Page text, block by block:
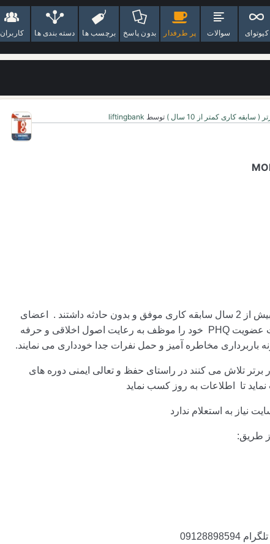
کیوتوای سوالات پر طرفدار بدون پاسخ برچسب ها دسته بندی ها کاربران
( سابقه کاری کمتر از 10 سال ) توسط liftingbank
داشتند .
اعضای
بانک لیفتینگ و دارندگان کارت عضویت PHQ خود را موظف به رعایت اصول اخلاقی و حرفه
باربرداری مخاطره آمیز و حمل نفرات جدا خودداری می نمایند.
برتر تلاش می کنند در راستای حفظ و تعالی ایمنی دوره های
تا اطلاعات به روز کسب نماید
نیاز به استعلام ندارد
طریق: